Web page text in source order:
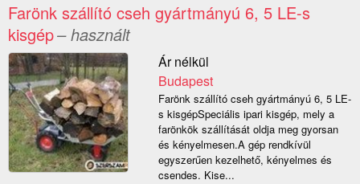
Farönk szállító cseh gyártmányú 6, 5 LE-s
kisgép– használt
Ár nélkül
Budapest
Farönk szállító cseh gyártmányú 6, 5 LE-
s kisgépSpeciális ipari kisgép, mely a
farönkök szállítását oldja meg gyorsan
és kényelmesen.A gép rendkívül
egyszerűen kezelhető, kényelmes és
csendes. Kise...